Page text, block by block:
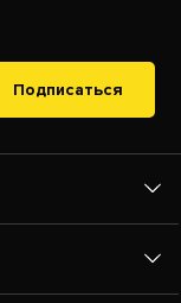
Подписаться